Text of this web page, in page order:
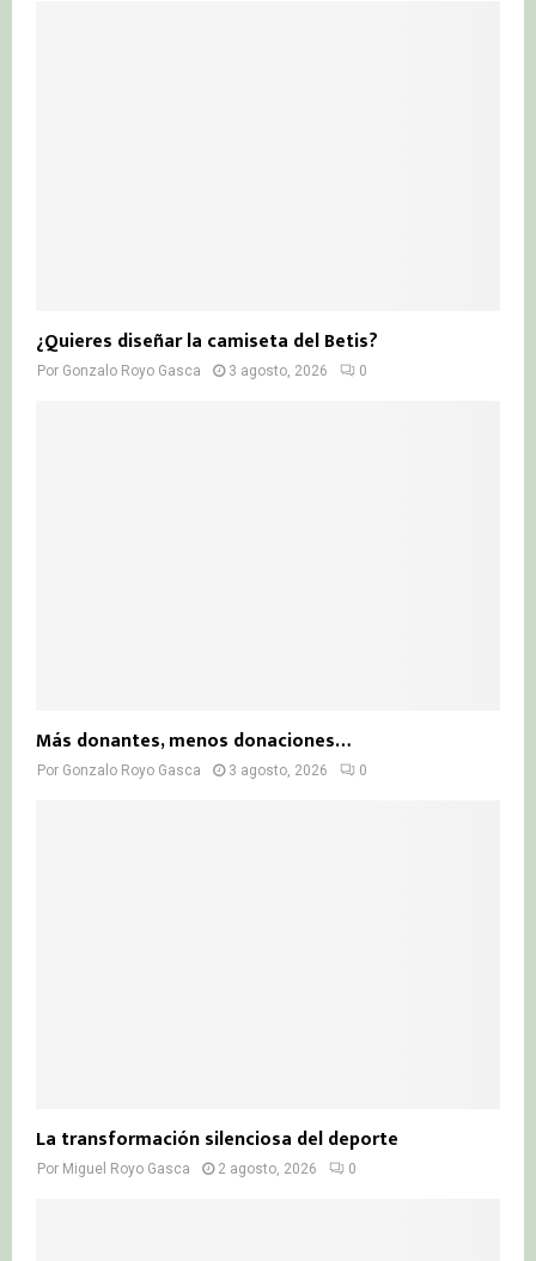
¿Quieres diseñar la camiseta del Betis?
Por Gonzalo Royo Gasca 3 agosto, 2026 0
Más donantes, menos donaciones…
Por Gonzalo Royo Gasca 3 agosto, 2026 0
La transformación silenciosa del deporte
Por Miguel Royo Gasca 2 agosto, 2026 0